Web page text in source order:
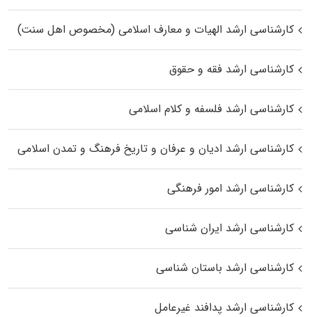
کارشناسی ارشد الهیات و معارف اسلامی (مخصوص اهل سنت)
کارشناسی ارشد فقه و حقوق
کارشناسی ارشد فلسفه و کلام اسلامی
کارشناسی ارشد ادیان و عرفان و تاریخ فرهنگ و تمدن اسلامی
کارشناسی ارشد امور فرهنگی
کارشناسی ارشد ایران شناسی
کارشناسی ارشد باستان شناسی
کارشناسی ارشد پدافند غیرعامل